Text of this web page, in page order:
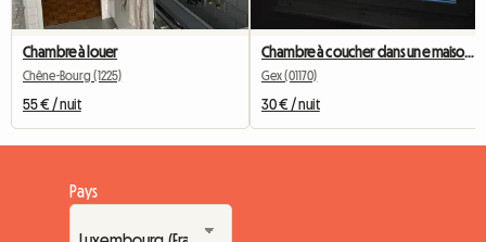
Chambre à louer
Chêne-Bourg (1225)
55 € / nuit
Chambre à coucher dans une maison au calme
Gex (01170)
30 € / nuit
Pays